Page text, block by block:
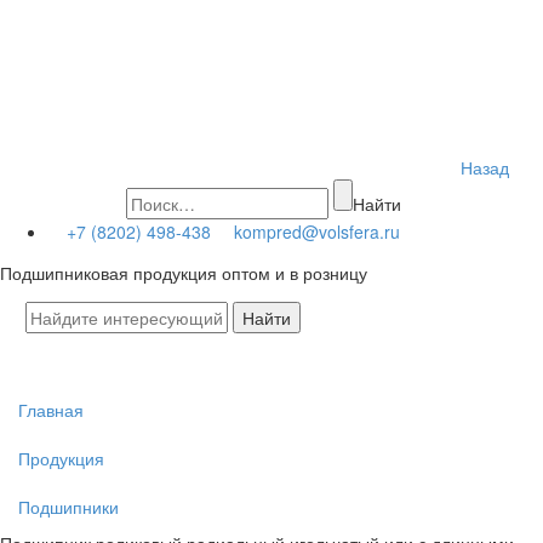
Назад
Найти
+7 (8202) 498-438
kompred@volsfera.ru
Подшипниковая продукция оптом и в розницу
Главная
Продукция
Подшипники